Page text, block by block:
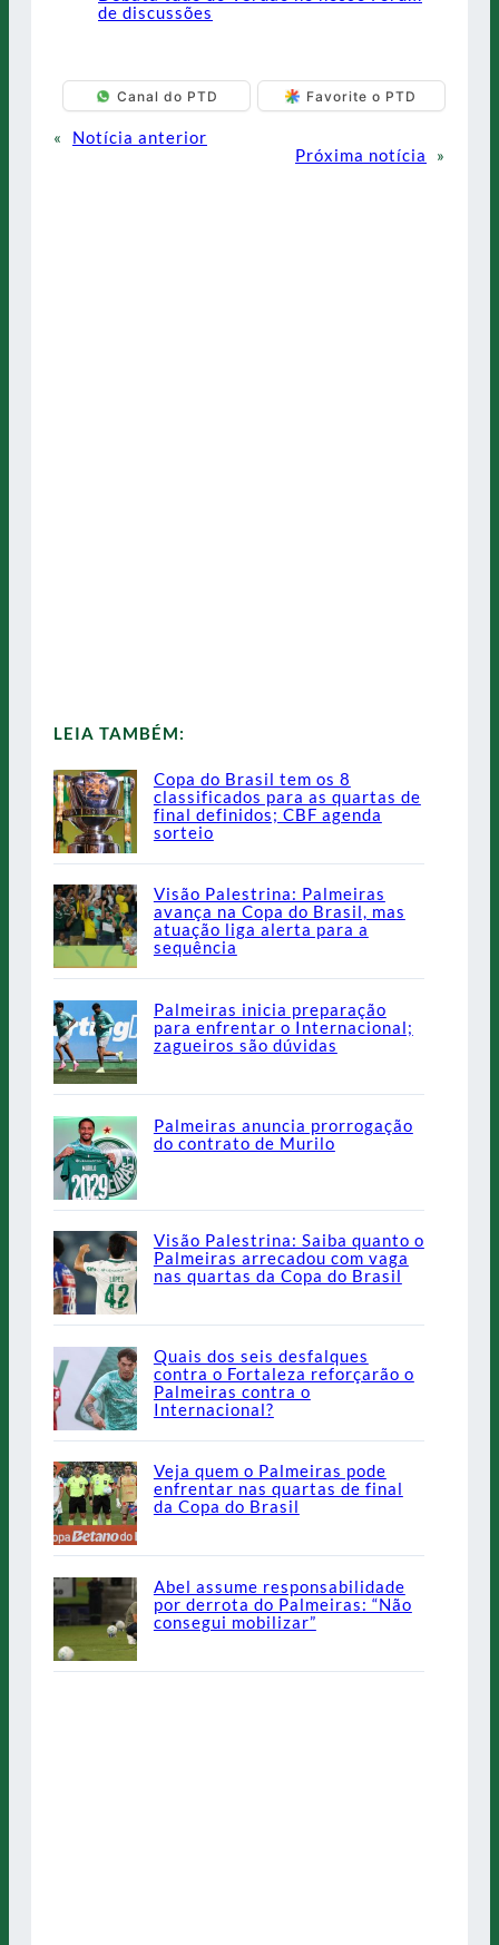
de discussões
Canal do PTD Favorite o PTD
«
Notícia anterior
Próxima notícia
»
LEIA TAMBÉM:
Copa do Brasil tem os 8
classificados para as quartas de
final definidos; CBF agenda
sorteio
Visão Palestrina: Palmeiras
avança na Copa do Brasil, mas
atuação liga alerta para a
sequência
Palmeiras inicia preparação
para enfrentar o Internacional;
zagueiros são dúvidas
Palmeiras anuncia prorrogação
do contrato de Murilo
Visão Palestrina: Saiba quanto o
Palmeiras arrecadou com vaga
nas quartas da Copa do Brasil
Quais dos seis desfalques
contra o Fortaleza reforçarão o
Palmeiras contra o
Internacional?
Veja quem o Palmeiras pode
enfrentar nas quartas de final
da Copa do Brasil
Abel assume responsabilidade
por derrota do Palmeiras: “Não
consegui mobilizar”